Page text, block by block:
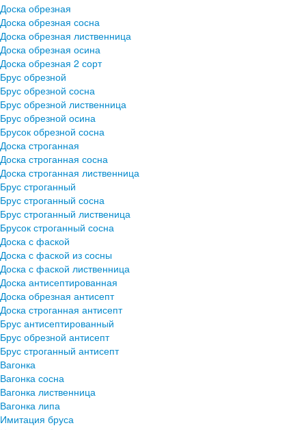
Доска обрезная
Доска обрезная сосна
Доска обрезная лиственница
Доска обрезная осина
Доска обрезная 2 сорт
Брус обрезной
Брус обрезной сосна
Брус обрезной лиственница
Брус обрезной осина
Брусок обрезной сосна
Доска строганная
Доска строганная сосна
Доска строганная лиственница
Брус строганный
Брус строганный сосна
Брус строганный лиственица
Брусок строганный сосна
Доска с фаской
Доска с фаской из сосны
Доска с фаской лиственница
Доска антисептированная
Доска обрезная антисепт
Доска строганная антисепт
Брус антисептированный
Брус обрезной антисепт
Брус строганный антисепт
Вагонка
Вагонка сосна
Вагонка лиственница
Вагонка липа
Имитация бруса